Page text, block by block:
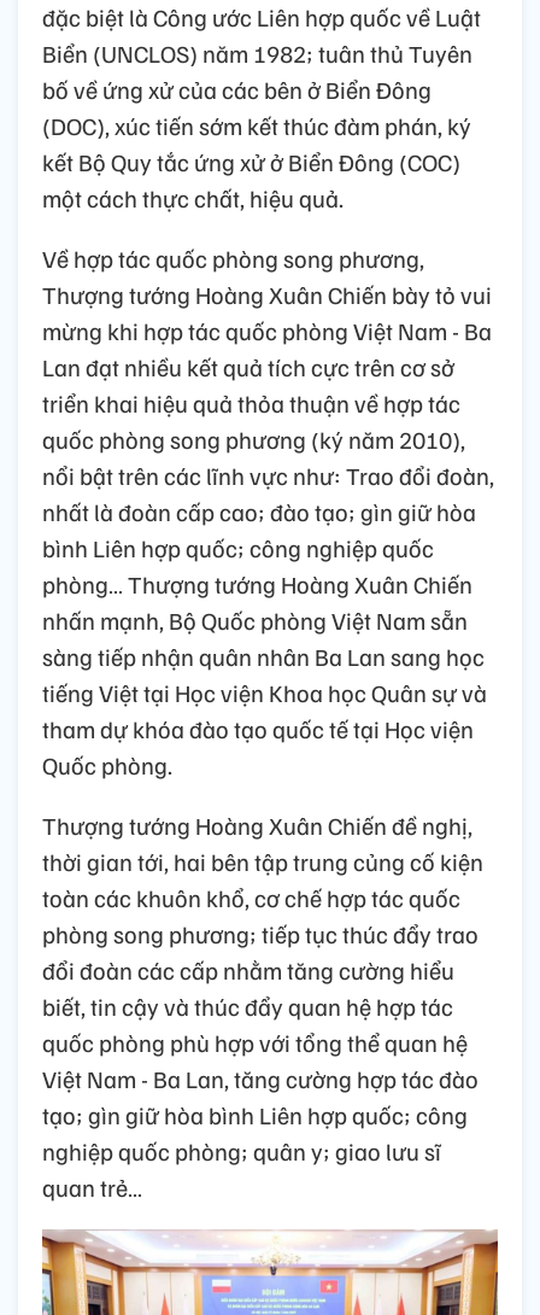
đặc biệt là Công ước Liên hợp quốc về Luật
Biển (UNCLOS) năm 1982; tuân thủ Tuyên
bố về ứng xử của các bên ở Biển Đông
(DOC), xúc tiến sớm kết thúc đàm phán, ký
kết Bộ Quy tắc ứng xử ở Biển Đông (COC)
một cách thực chất, hiệu quả.
Về hợp tác quốc phòng song phương,
Thượng tướng Hoàng Xuân Chiến bày tỏ vui
mừng khi hợp tác quốc phòng Việt Nam - Ba
Lan đạt nhiều kết quả tích cực trên cơ sở
triển khai hiệu quả thỏa thuận về hợp tác
quốc phòng song phương (ký năm 2010),
nổi bật trên các lĩnh vực như: Trao đổi đoàn,
nhất là đoàn cấp cao; đào tạo; gìn giữ hòa
bình Liên hợp quốc; công nghiệp quốc
phòng… Thượng tướng Hoàng Xuân Chiến
nhấn mạnh, Bộ Quốc phòng Việt Nam sẵn
sàng tiếp nhận quân nhân Ba Lan sang học
tiếng Việt tại Học viện Khoa học Quân sự và
tham dự khóa đào tạo quốc tế tại Học viện
Quốc phòng.
Thượng tướng Hoàng Xuân Chiến đề nghị,
thời gian tới, hai bên tập trung củng cố kiện
toàn các khuôn khổ, cơ chế hợp tác quốc
phòng song phương; tiếp tục thúc đẩy trao
đổi đoàn các cấp nhằm tăng cường hiểu
biết, tin cậy và thúc đẩy quan hệ hợp tác
quốc phòng phù hợp với tổng thể quan hệ
Việt Nam - Ba Lan, tăng cường hợp tác đào
tạo; gìn giữ hòa bình Liên hợp quốc; công
nghiệp quốc phòng; quân y; giao lưu sĩ
quan trẻ…